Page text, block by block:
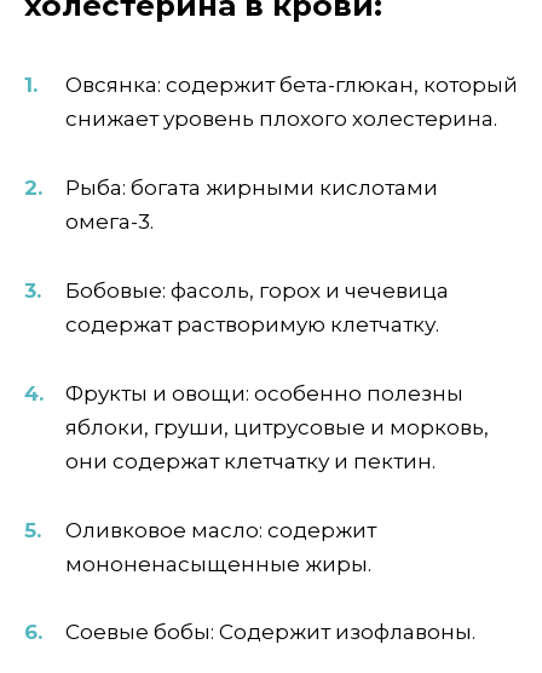
Овсянка: содержит бета-глюкан, который
снижает уровень плохого холестерина.
Рыба: богата жирными кислотами
омега-3.
Бобовые: фасоль, горох и чечевица
содержат растворимую клетчатку.
Фрукты и овощи: особенно полезны
яблоки, груши, цитрусовые и морковь,
они содержат клетчатку и пектин.
Оливковое масло: содержит
мононенасыщенные жиры.
Соевые бобы: Содержит изофлавоны.